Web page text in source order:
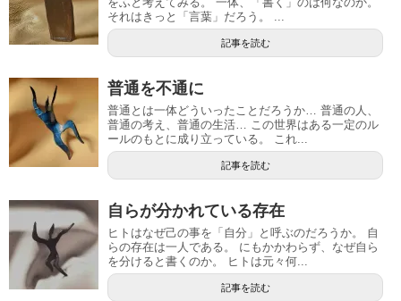
それはきっと「言葉」だろう。 ...
記事を読む
普通を不通に
普通とは一体どういったことだろうか… 普通の人、
普通の考え、普通の生活… この世界はある一定のル
ールのもとに成り立っている。 これ...
記事を読む
自らが分かれている存在
ヒトはなぜ己の事を「自分」と呼ぶのだろうか。 自
らの存在は一人である。 にもかかわらず、なぜ自ら
を分けると書くのか。 ヒトは元々何...
記事を読む